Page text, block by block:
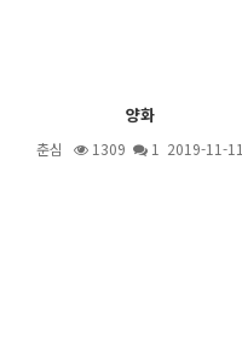
양화
춘심 1309 1 2019-11-11